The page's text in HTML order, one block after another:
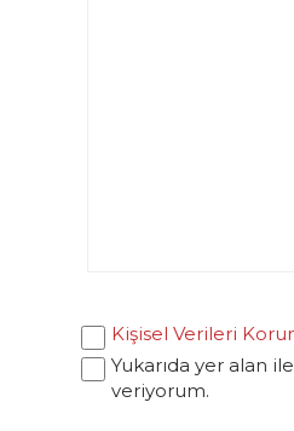
Kişisel Verileri
Yukarıda yer alan
veriyorum.